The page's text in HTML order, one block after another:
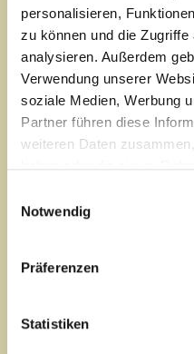
personalisieren,
zu können und die
analysieren. Außerdem
Verwendung unserer
soziale Medien, Werbung
Partner führen diese
weiteren Daten
Notwendig
Präferenzen
Statistiken